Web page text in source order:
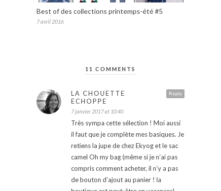
Best of des collections printemps-été #5
7 avril 2016
11 COMMENTS
Reply
LA CHOUETTE
ECHOPPE
7 janvier 2017 at 10:40
Très sympa cette sélection ! Moi aussi
il faut que je complète mes basiques. Je
retiens la jupe de chez Ekyog et le sac
camel Oh my bag (même si je n’ai pas
compris comment acheter, il n’y a pas
de bouton d’ajout au panier ! la